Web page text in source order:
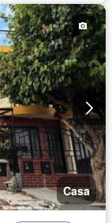
Casa